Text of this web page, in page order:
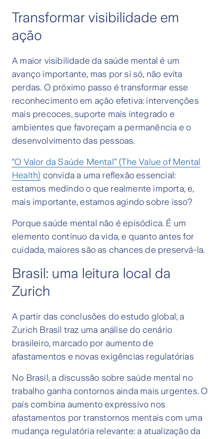
Transformar visibilidade em
ação
A maior visibilidade da saúde mental é um
avanço importante, mas por si só, não evita
perdas. O próximo passo é transformar esse
reconhecimento em ação efetiva: intervenções
mais precoces, suporte mais integrado e
ambientes que favoreçam a permanência e o
desenvolvimento das pessoas.
“O Valor da Saúde Mental” (The Value of Mental
Health) convida a uma reflexão essencial:
estamos medindo o que realmente importa, e,
mais importante, estamos agindo sobre isso?
Porque saúde mental não é episódica. É um
elemento contínuo da vida, e quanto antes for
cuidada, maiores são as chances de preservá-la.
Brasil: uma leitura local da
Zurich
A partir das conclusões do estudo global, a
Zurich Brasil traz uma análise do cenário
brasileiro, marcado por aumento de
afastamentos e novas exigências regulatórias
No Brasil, a discussão sobre saúde mental no
trabalho ganha contornos ainda mais urgentes. O
país combina aumento expressivo nos
afastamentos por transtornos mentais com uma
mudança regulatória relevante: a atualização da